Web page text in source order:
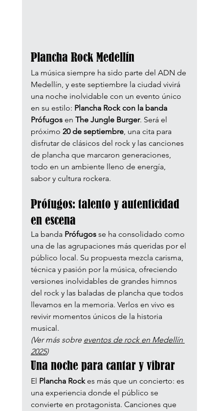
Plancha Rock Medellín
La música siempre ha sido parte del ADN de
Medellín, y este septiembre la ciudad vivirá
una noche inolvidable con un evento único
en su estilo: Plancha Rock con la banda
Prófugos en The Jungle Burger. Será el
próximo 20 de septiembre, una cita para
disfrutar de clásicos del rock y las canciones
de plancha que marcaron generaciones,
todo en un ambiente lleno de energía,
sabor y cultura rockera.
Prófugos: talento y autenticidad
en escena
La banda Prófugos se ha consolidado como
una de las agrupaciones más queridas por el
público local. Su propuesta mezcla carisma,
técnica y pasión por la música, ofreciendo
versiones inolvidables de grandes himnos
del rock y las baladas de plancha que todos
llevamos en la memoria. Verlos en vivo es
revivir momentos únicos de la historia
musical.
(Ver más sobre eventos de rock en Medellín
2025)
Una noche para cantar y vibrar
El Plancha Rock es más que un concierto: es
una experiencia donde el público se
convierte en protagonista. Canciones que